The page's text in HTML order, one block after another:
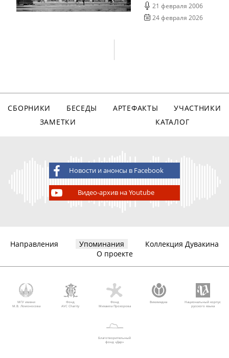
21 февраля 2006
24 февраля 2026
СБОРНИКИ БЕСЕДЫ АРТЕФАКТЫ
УЧАСТНИКИ
ЗАМЕТКИ
КАТАЛОГ
Новости и анонсы в Facebook
Видео-архив на Youtube
Направления Упоминания
Коллекция Дувакина
О проекте
МГУ имени
М.В. Ломоносова
Фонд
AVC Charity
Фонд
Михаила Прохорова
Викимедиа
Национальный корпус
русского языка
Благотворительный
фонд «Дар»